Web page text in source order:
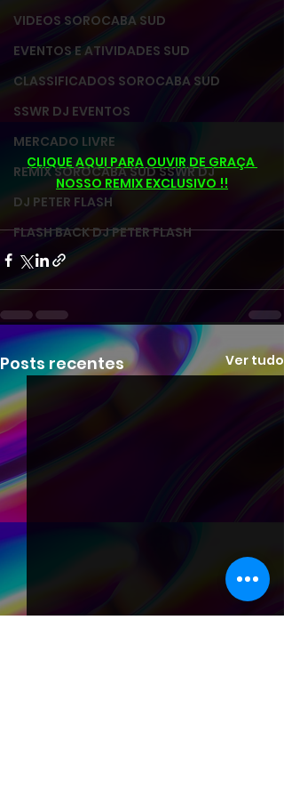
VIDEOS SOROCABA SUD
EVENTOS E ATIVIDADES SUD
CLASSIFICADOS SOROCABA SUD
SSWR DJ EVENTOS
MERCADO LIVRE
REMIX SOROCABA SUD SSWR DJ
DJ PETER FLASH
FLASH BACK DJ PETER FLASH
CLIQUE AQUI PARA OUVIR DE GRAÇA
NOSSO REMIX EXCLUSIVO !!
Posts recentes Ver tudo